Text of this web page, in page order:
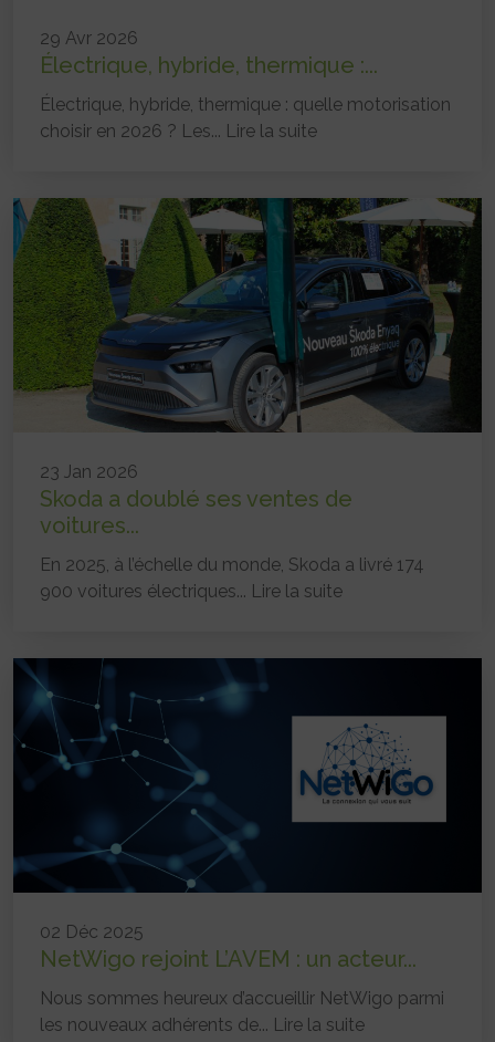
29 Avr 2026
Électrique, hybride, thermique :...
Électrique, hybride, thermique : quelle motorisation
choisir en 2026 ? Les... Lire la suite
23 Jan 2026
Skoda a doublé ses ventes de
voitures...
En 2025, à l’échelle du monde, Skoda a livré 174
900 voitures électriques... Lire la suite
02 Déc 2025
NetWigo rejoint L’AVEM : un acteur...
Nous sommes heureux d’accueillir NetWigo parmi
les nouveaux adhérents de... Lire la suite